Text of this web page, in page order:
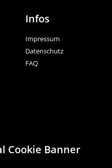
Infos
Impressum
Datenschutz
FAQ
Cookie Banner